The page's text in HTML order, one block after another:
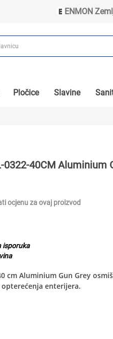
ENMON
ENMON
ENMON
Pločice Slavine
0322-40CM Aluminium
ocjenu za ovaj proizvod
isporuka
cm Aluminium Gun Grey
enterijera.